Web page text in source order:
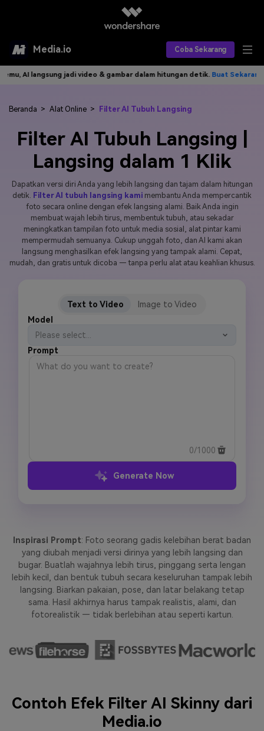
Media.io Coba Sekarang
Alat AI
AI Video
AI Gambar
AI Audio
Model AI yang Didukung
Produk AI
Asisten Video AI
Editor Video AI
Editor Gambar AI
Editor Audio AI
Find More Solutions >>
Efek AI
Efek Video
Efek Foto
Sumber Daya
Panduan Pengguna Apa yang Baru
Tips & Tutorial AI
Postingan Terbaru
Harga
jadi video & gambar dalam hitungan detik.Buat Sekarang>>
Beranda > Alat Online > Filter AI Tubuh Langsing
Filter AI Tubuh Langsing |
Langsing dalam 1 Klik
Dapatkan versi diri Anda yang lebih langsing dan tajam dalam hitungan
detik. Filter AI tubuh langsing kami membantu Anda mempercantik
foto secara online dengan efek langsing alami. Baik Anda ingin
membuat wajah lebih tirus, membentuk tubuh, atau sekadar
meningkatkan tampilan foto untuk media sosial, alat pintar kami
mempermudah semuanya. Cukup unggah foto, dan AI kami akan
langsung menghasilkan efek langsing yang tampak alami. Cepat,
mudah, dan gratis untuk dicoba — tanpa perlu alat atau keahlian khusus.
Text to Video
Image to Video
Model
Please select...
Prompt
0/1000
Generate Now
Inspirasi Prompt: Foto seorang gadis kelebihan berat badan
yang diubah menjadi versi dirinya yang lebih langsing dan
bugar. Buatlah wajahnya lebih tirus, pinggang serta lengan
lebih kecil, dan bentuk tubuh secara keseluruhan tampak lebih
langsing. Biarkan pakaian, pose, dan latar belakang tetap
sama. Hasil akhirnya harus tampak realistis, alami, dan
fotorealistik — tidak berlebihan atau seperti kartun.
Contoh Efek Filter AI Skinny dari
Media.io